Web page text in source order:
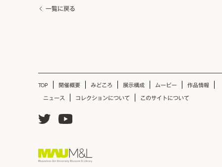
一覧に戻る
TOP 開催概要 みどころ 展示構成 ムービー 作品情報
ニュース コレクションについて このサイトについて